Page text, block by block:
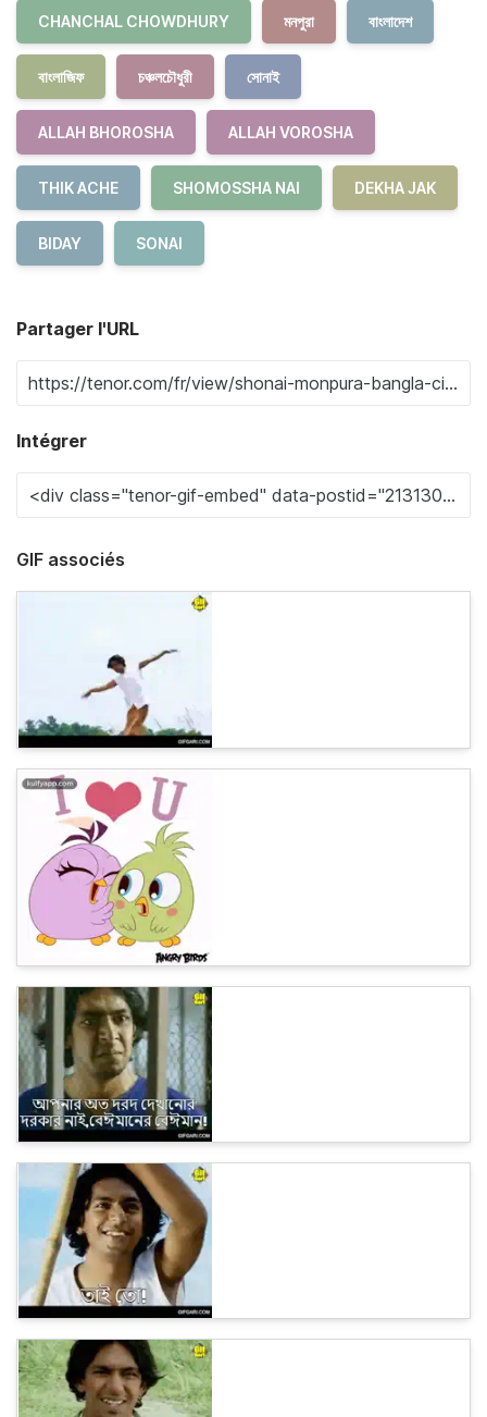
CHANCHAL CHOWDHURY মনপুরা বাংলাদেশ
বাংলাজিফ চঞ্চলচৌধুরী সোনাই
ALLAH BHOROSHA ALLAH VOROSHA
THIK ACHE SHOMOSSHA NAI DEKHA JAK
BIDAY SONAI
Partager l'URL
Intégrer
GIF associés